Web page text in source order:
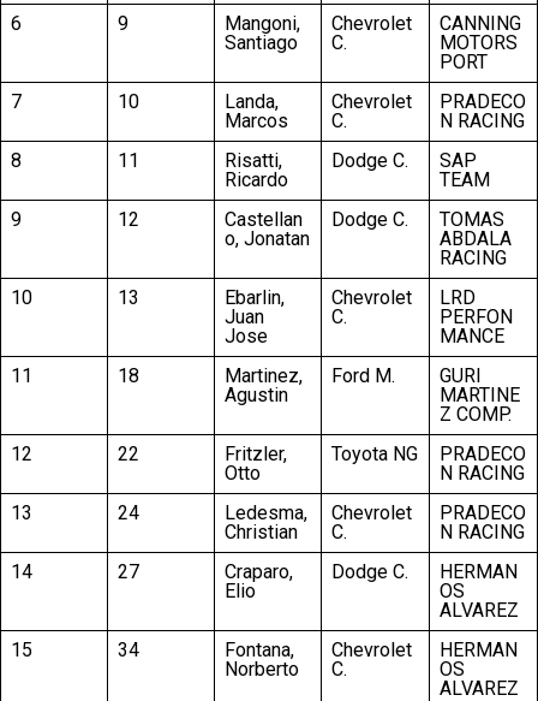
6 9
Mangoni,
Santiago
Chevrolet
C.
CANNING
MOTORS
PORT
7
10
Landa,
Marcos
Chevrolet
C.
PRADECO
N RACING
8
11
Risatti,
Ricardo
Dodge C.
SAP
TEAM
9
12
Castellan
o, Jonatan
Dodge C.
TOMAS
ABDALA
RACING
10
13
Ebarlin,
Juan
Jose
Chevrolet
C.
LRD
PERFON
MANCE
11
18
Martinez,
Agustin
Ford M.
GURI
MARTINE
Z COMP.
12
22
Fritzler,
Otto
Toyota NG
PRADECO
N RACING
13
24
Ledesma,
Christian
Chevrolet
C.
PRADECO
N RACING
14
27
Craparo,
Elio
Dodge C.
HERMAN
OS
ALVAREZ
15
34
Fontana,
Norberto
Chevrolet
C.
HERMAN
OS
ALVAREZ